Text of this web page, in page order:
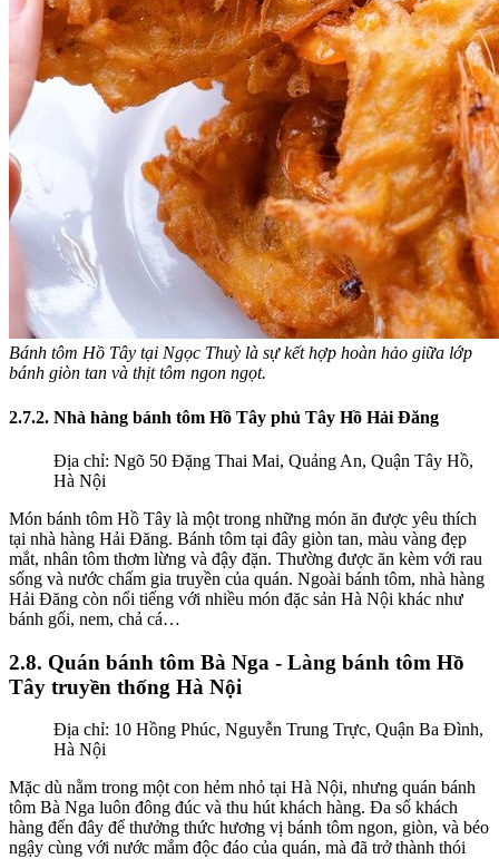
Bánh tôm Hồ Tây tại Ngọc Thuỳ là sự kết hợp hoàn hảo giữa lớp
bánh giòn tan và thịt tôm ngon ngọt.
2.7.2. Nhà hàng bánh tôm Hồ Tây phủ Tây Hồ Hải Đăng
Địa chỉ: Ngõ 50 Đặng Thai Mai, Quảng An, Quận Tây Hồ,
Hà Nội
Món bánh tôm Hồ Tây là một trong những món ăn được yêu thích
tại nhà hàng Hải Đăng. Bánh tôm tại đây giòn tan, màu vàng đẹp
mắt, nhân tôm thơm lừng và đậy đặn. Thường được ăn kèm với rau
sống và nước chấm gia truyền của quán. Ngoài bánh tôm, nhà hàng
Hải Đăng còn nổi tiếng với nhiều món đặc sản Hà Nội khác như
bánh gối, nem, chả cá…
2.8. Quán bánh tôm Bà Nga - Làng bánh tôm Hồ
Tây truyền thống Hà Nội
Địa chỉ: 10 Hồng Phúc, Nguyễn Trung Trực, Quận Ba Đình,
Hà Nội
Mặc dù nằm trong một con hẻm nhỏ tại Hà Nội, nhưng quán bánh
tôm Bà Nga luôn đông đúc và thu hút khách hàng. Đa số khách
hàng đến đây để thưởng thức hương vị bánh tôm ngon, giòn, và béo
ngậy cùng với nước mắm độc đáo của quán, mà đã trở thành thói